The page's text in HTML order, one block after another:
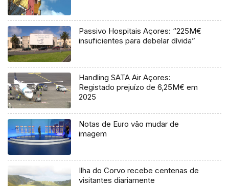
Passivo Hospitais Açores: “225M€
insuficientes para debelar dívida”
Handling SATA Air Açores:
Registado prejuízo de 6,25M€ em
2025
Notas de Euro vão mudar de
imagem
Ilha do Corvo recebe centenas de
visitantes diariamente